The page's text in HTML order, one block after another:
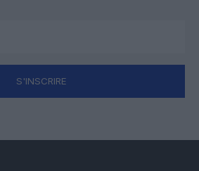
S'INSCRIRE